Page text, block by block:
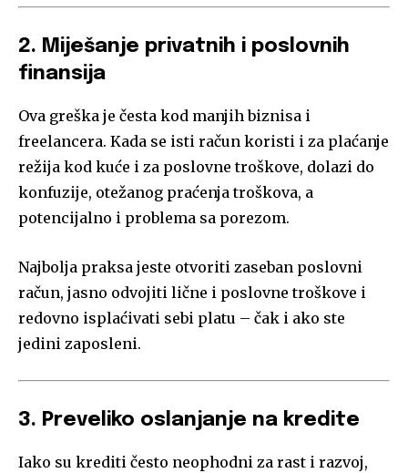
2. Miješanje privatnih i poslovnih
finansija
Ova greška je česta kod manjih biznisa i
freelancera. Kada se isti račun koristi i za plaćanje
režija kod kuće i za poslovne troškove, dolazi do
konfuzije, otežanog praćenja troškova, a
potencijalno i problema sa porezom.
Najbolja praksa jeste otvoriti zaseban poslovni
račun, jasno odvojiti lične i poslovne troškove i
redovno isplaćivati sebi platu – čak i ako ste
jedini zaposleni.
3. Preveliko oslanjanje na kredite
Iako su krediti često neophodni za rast i razvoj,